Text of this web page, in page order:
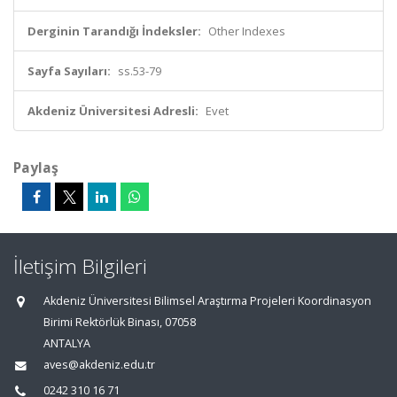
Derginin Tarandığı İndeksler: Other Indexes
Sayfa Sayıları: ss.53-79
Akdeniz Üniversitesi Adresli: Evet
Paylaş
İletişim Bilgileri
Akdeniz Üniversitesi Bilimsel Araştırma Projeleri Koordinasyon
Birimi Rektörlük Binası, 07058
ANTALYA
aves@akdeniz.edu.tr
0242 310 16 71